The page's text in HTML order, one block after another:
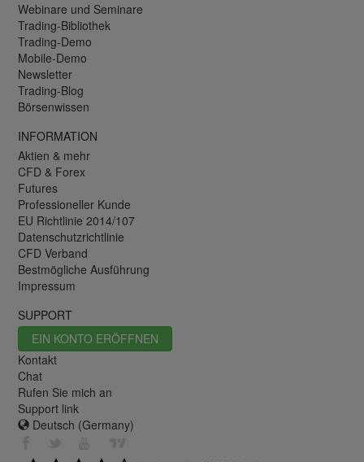
Webinare und Seminare
Trading-Bibliothek
Trading-Demo
Mobile-Demo
Newsletter
Trading-Blog
Börsenwissen
INFORMATION
Aktien & mehr
CFD & Forex
Futures
Professioneller Kunde
EU Richtlinie 2014/107
Datenschutzrichtlinie
CFD Verband
Bestmögliche Ausführung
Impressum
SUPPORT
EIN KONTO ERÖFFNEN
Kontakt
Chat
Rufen Sie mich an
Support link
Deutsch (Germany)